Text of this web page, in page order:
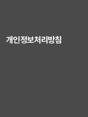
개인정보처리방침